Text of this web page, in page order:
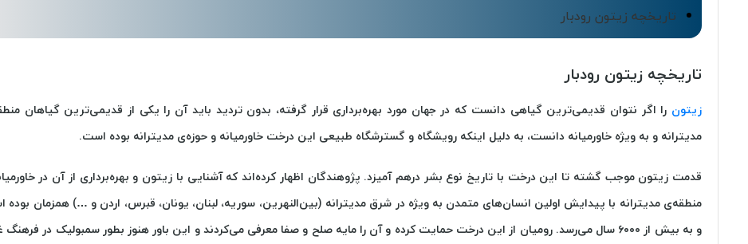
تاریخچه زیتون رودبار
تاریخچه زیتون رودبار
زیتون را اگر نتوان قدیمی‌ترین گیاهی دانست که در جهان مورد بهره‌برداری قرار گرفته، بدون تردید باید آن را یکی از قدیمی‌ترین گیاهان
مدیترانه و به ویژه خاورمیانه دانست، به دلیل اینکه رویشگاه و گسترشگاه طبیعی این درخت خاورمیانه و حوزه‌ی مدیترانه بوده است.
قدمت زیتون موجب گشته تا این درخت با تاریخ نوع بشر درهم آمیزد. پژوهندگان اظهار کرده‌اند که آشنایی با زیتون و بهره‌برداری از آن در
منطقه‌ی مدیترانه با پیدایش اولین انسان‌های متمدن به ویژه در شرق مدیترانه (بین‌النهرین، سوریه، لبنان، یونان، قبرس، اردن و …) همزمان
و به بیش از ۶۰۰۰ سال می‌رسد. رومیان از این درخت حمایت کرده و آن را مایه صلح و صفا معرفی می‌کردند و این باور هنوز بطور سمبولیک در
480,000
330,000
330,000